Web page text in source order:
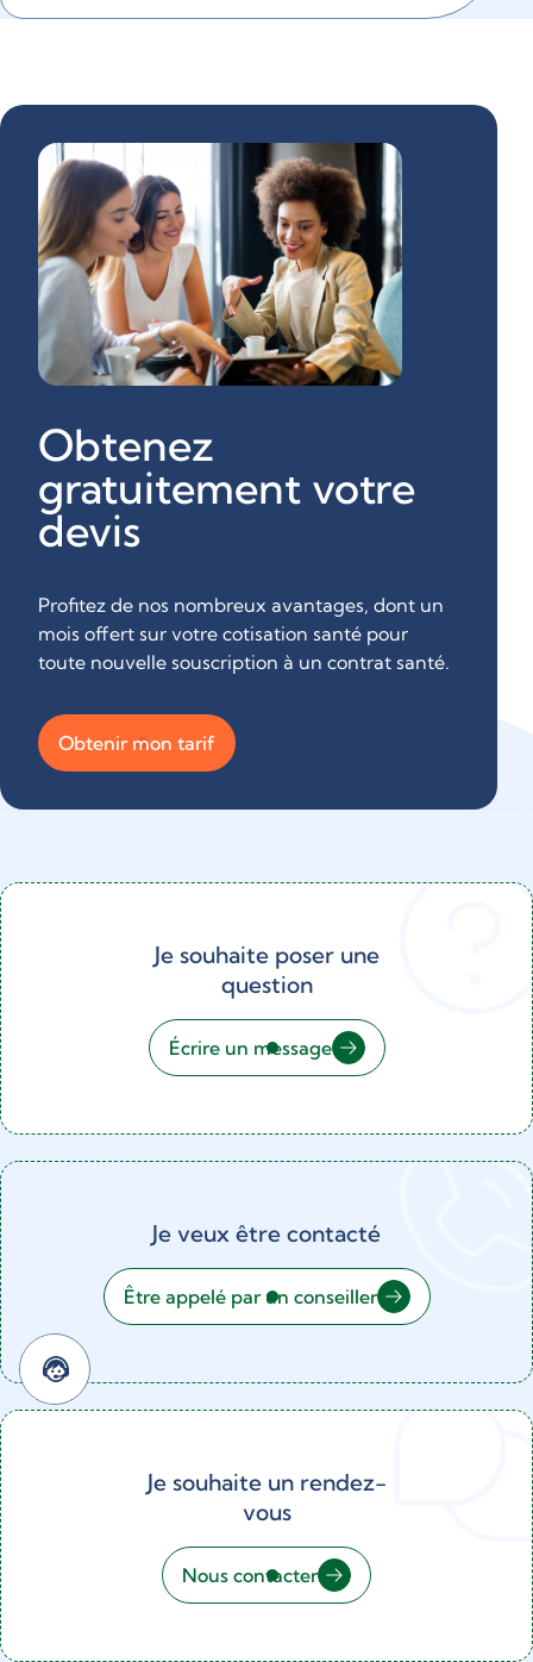
Obtenez
gratuitement votre
devis
Profitez de nos nombreux avantages, dont un
mois offert sur votre cotisation santé pour
toute nouvelle souscription à un contrat santé.
Obtenir mon tarif
Je souhaite poser une
question
Écrire un message
Je veux être contacté
Être appelé par un conseiller
Je souhaite un rendez-
vous
Nous contacter